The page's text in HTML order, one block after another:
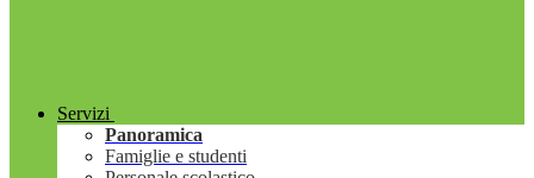
Servizi
Panoramica
Famiglie e studenti